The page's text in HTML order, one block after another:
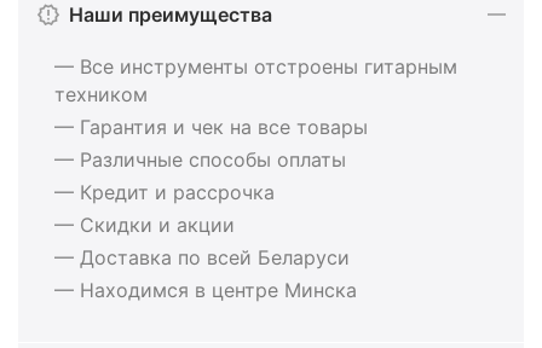
Наши преимущества
— Все инструменты отстроены гитарным
техником
— Гарантия и чек на все товары
— Различные способы оплаты
— Кредит и рассрочка
— Скидки и акции
— Доставка по всей Беларуси
— Находимся в центре Минска